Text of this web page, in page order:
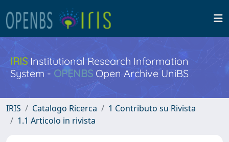
IRISInstitutional Research Information
System - OPENBS Open Archive UniBS
IRIS Catalogo Ricerca
1 Contributo su Rivista
1.1 Articolo in rivista